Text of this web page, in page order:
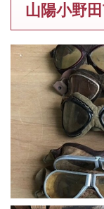
山陽小野